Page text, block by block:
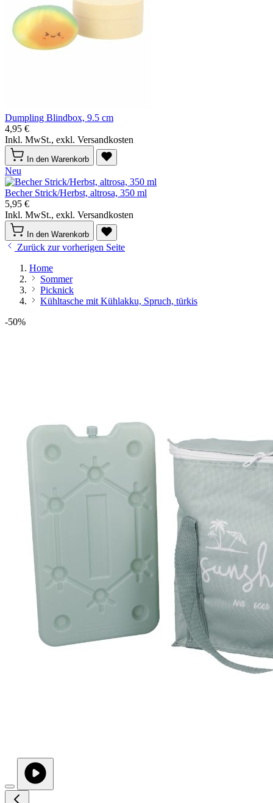
Dumpling Blindbox, 9.5 cm
4,95 €
Inkl. MwSt., exkl. Versandkosten
In den Warenkorb
Neu
Becher Strick/Herbst, altrosa, 350 ml
5,95 €
Inkl. MwSt., exkl. Versandkosten
In den Warenkorb
Zurück zur vorherigen Seite
Home
Sommer
Picknick
Kühltasche mit Kühlakku, Spruch, türkis
-50%